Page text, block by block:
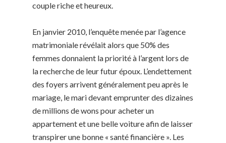
couple riche et heureux.
En janvier 2010, l’enquête menée par l’agence
matrimoniale révélait alors que 50% des
femmes donnaient la priorité à l’argent lors de
la recherche de leur futur époux. L’endettement
des foyers arrivent généralement peu après le
mariage, le mari devant emprunter des dizaines
de millions de wons pour acheter un
appartement et une belle voiture afin de laisser
transpirer une bonne « santé financière ». Les